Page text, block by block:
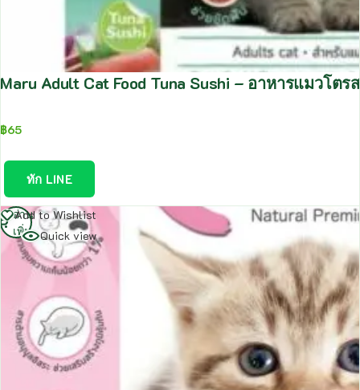
Maru Adult Cat Food Tuna Sushi – อาหารแมวโ
฿65
ทัก LINE
Add to Wishlist
Quick view
อ่าน
เพิ่ม